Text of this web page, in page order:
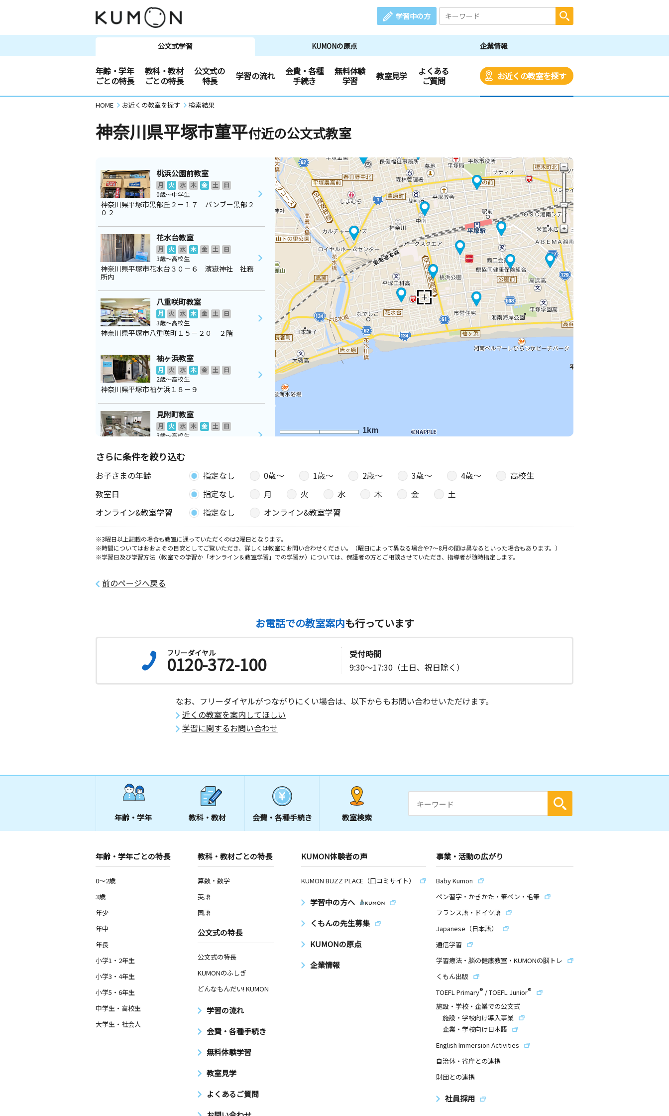
学習中の方
公文式学習 KUMONの原点 企業情報
年齢・学年
ごとの特長
教科・教材
ごとの特長
公文式の
特長
学習の流れ
会費・各種
手続き
無料体験
学習
教室見学
よくある
ご質問
お近くの教室を探す
HOME お近くの教室を探す 検索結果
神奈川県平塚市菫平付近の公文式教室
1km
桃浜公園前教室
月 火 水 木 金 土
日
0歳～中学生
神奈川県平塚市黒部丘２－１７ バンブー黒部２
０２
花水台教室
月 火 水 木 金 土
日
3歳～高校生
神奈川県平塚市花水台３０－６ 濱嶽神社 社務
所内
八重咲町教室
月 火 水 木 金 土
日
3歳～高校生
神奈川県平塚市八重咲町１５－２０ ２階
袖ヶ浜教室
月 火 水 木 金 土
日
2歳～高校生
神奈川県平塚市袖ケ浜１８－９
見附町教室
月 火 水 木 金 土
日
3歳～高校生
平塚第一２０２
古花水橋交差点前教室
木 金 土
日
神奈川県平塚市平塚５丁目２５－１１ ＴＮビル
夕陽ヶ丘教室
月 火 水 木 金 土
日
0歳～高校生
明石町教室
火 木 金 土
日
神奈川県平塚市明石町５－４
立野町教室
水 木 金 土
日
3歳～中学生
神奈川県平塚市諏訪町２１－９ グリーンフラッ
港小学校前教室
0歳～高校生
神奈川県平塚市夕陽ケ丘５３－５ 夕陽ケ丘ハイ
さらに条件を絞り込む
お子さまの年齢 指定なし 0歳〜 1歳〜 2歳〜 3歳〜 4歳〜
高校生
教室日
指定なし 月 火 水 木 金
土
オンライン&教室学習
指定なし オンライン&教室学習
※3曜日以上記載の場合も教室に通っていただくのは2曜日となります。
※時間についてはおおよその目安としてご覧いただき、詳しくは教室にお問い合わせください。（曜日によって異なる場合や7～8月の間は異なるといった場合もあります。）
※学習日及び学習方法（教室での学習か「オンライン＆教室学習」での学習か）については、保護者の方とご相談させていただき、指導者が随時指定します。
前のページへ戻る
お電話での教室案内も行っています
フリーダイヤル
0120-372-100
受付時間
9:30～17:30（土日、祝日除く）
なお、フリーダイヤルがつながりにくい場合は、以下からもお問い合わせいただけます。
近くの教室を案内してほしい
学習に関するお問い合わせ
年齢・学年 教科・教材 会費・ 各種手続き 教室検索
年齢・学年ごとの特長
0～2歳
3歳
年少
年中
年長
小学1・2年生
小学3・4年生
小学5・6年生
中学生・高校生
大学生・社会人
教科・教材ごとの特長
算数・数学
英語
国語
公文式の特長
公文式の特長
KUMONのふしぎ
どんなもんだい! KUMON
学習の流れ
会費・各種手続き
無料体験学習
教室見学
よくあるご質問
KUMON体験者の声
KUMON BUZZ PLACE（口コミサイト）
学習中の方へ
くもんの先生募集
KUMONの原点
企業情報
事業・活動の広がり
Baby Kumon
ペン習字・かきかた・筆ペン・毛筆
フランス語・ドイツ語
Japanese（日本語）
通信学習
学習療法・脳の健康教室・KUMONの脳トレ
くもん出版
TOEFL Primary® /TOEFL Junior®
施設・学校・企業での公文式
施設・学校向け導入事業
企業・学校向け日本語
English Immersion Activities
自治体・省庁との連携
財団との連携
社員採用